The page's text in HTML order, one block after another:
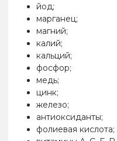
йод;
марганец;
магний;
калий;
кальций;
фосфор;
медь;
цинк;
железо;
антиоксиданты;
фолиевая кислота;